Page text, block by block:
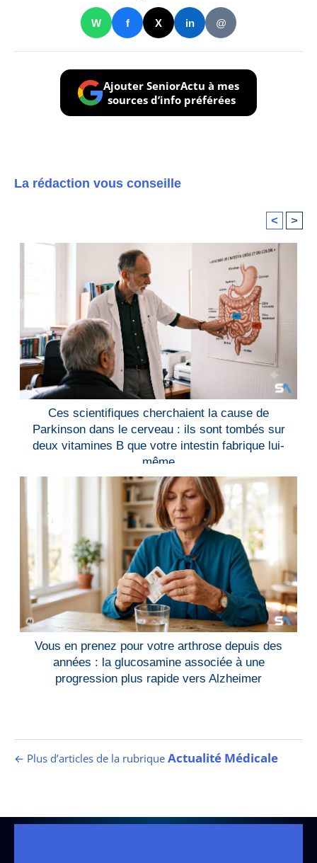
W f X in @
Ajouter SeniorActu à mes
sources d’info préférées
La rédaction vous conseille
< >
Ces scientifiques cherchaient la cause de
Parkinson dans le cerveau : ils sont tombés sur
deux vitamines B que votre intestin fabrique lui-
même
Vous en prenez pour votre arthrose depuis des
années : la glucosamine associée à une
progression plus rapide vers Alzheimer
← Plus d’articles de la rubrique Actualité Médicale